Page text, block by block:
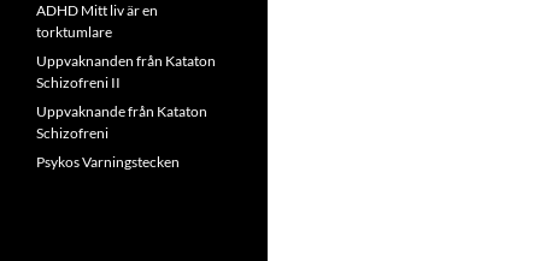
ADHD Mitt liv är en
torktumlare
Uppvaknanden från Kataton
Schizofreni II
Uppvaknande från Kataton
Schizofreni
Psykos Varningstecken